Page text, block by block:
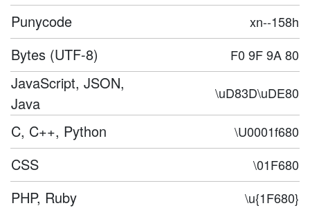
Punycode xn--158h
Bytes (UTF-8) F0 9F 9A 80
JavaScript, JSON,
Java
\uD83D\uDE80
C, C++, Python \U0001f680
CSS \01F680
PHP, Ruby \u{1F680}